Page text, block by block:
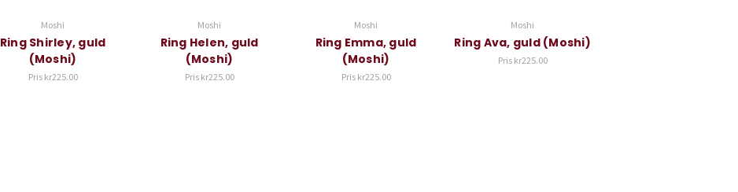
Moshi
Ring Shirley, guld
(Moshi)
Pris kr225.00
Moshi
Ring Helen, guld
(Moshi)
Pris kr225.00
Moshi
Ring Emma, guld
(Moshi)
Pris kr225.00
Moshi
Ring Ava, guld (Moshi)
Pris kr225.00